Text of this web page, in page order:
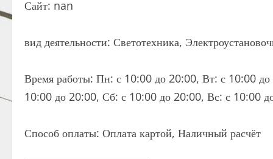
Сайт: nan
вид деятельности: Светотехника,
Время работы: Пн: с 10:00 до 20:00, Вт: с 10:00
10:00 до 20:00, Сб: с 10:00 до 20:00, Вс: с 10:00
Способ оплаты: Оплата картой, Наличный расчёт